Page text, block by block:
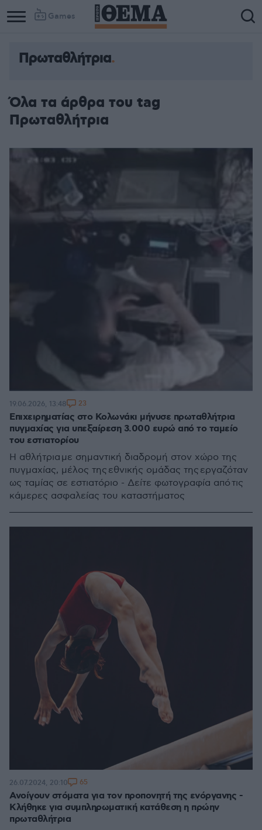
Games
Πρωταθλήτρια
Όλα τα άρθρα του tag
Πρωταθλήτρια
Επιχειρηματίας στο Κολωνάκι μήνυσε πρωταθλήτρια
πυγμαχίας για υπεξαίρεση 3.000 ευρώ από το ταμείο
του εστιατορίου
Η αθλήτρια με σημαντική διαδρομή στον χώρο της
πυγμαχίας, μέλος της εθνικής ομάδας της εργαζόταν
ως ταμίας σε εστιατόριο - Δείτε φωτογραφία από τις
κάμερες ασφαλείας του καταστήματος
19.06.2026, 13:48 23
Ανοίγουν στόματα για τον προπονητή της ενόργανης -
Κλήθηκε για συμπληρωματική κατάθεση η πρώην
πρωταθλήτρια
26.07.2024, 20:10 65